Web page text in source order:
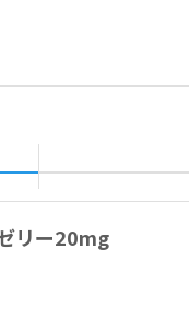
トロール不良の高血圧（
リー20mg